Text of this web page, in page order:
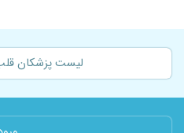
لیست پزشکان